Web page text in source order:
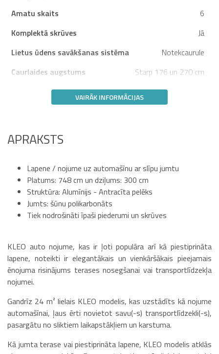
Amatu skaits
6
Komplektā skrūves
Jā
Lietus ūdens savākšanas sistēma
Notekcaurule
Caurlaides augstums
Starp 176 un 270 cm
VAIRĀK INFORMĀCIJAS
APRAKSTS
Lapene / nojume uz automašīnu ar slīpu jumtu
Platums: 748 cm un dziļums: 300 cm
Struktūra: Alumīnijs - Antracīta pelēks
Jumts: šūnu polikarbonāts
Tiek nodrošināti īpaši piederumi un skrūves
KLEO auto nojume, kas ir ļoti populāra arī kā piestiprināta
lapene, noteikti ir elegantākais un vienkāršākais pieejamais
ēnojuma risinājums terases nosegšanai vai transportlīdzekļa
nojumei.
Gandrīz 24 m² lielais KLEO modelis, kas uzstādīts kā nojume
automašīnai, ļaus ērti novietot savu(-s) transportlīdzekli(-s),
pasargātu no sliktiem laikapstākļiem un karstuma.
Kā jumta terase vai piestiprināta lapene, KLEO modelis atklās